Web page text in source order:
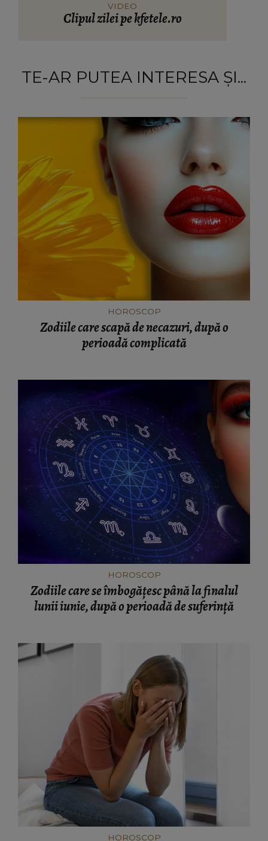
VIDEO
Clipul zilei pe kfetele.ro
TE-AR PUTEA INTERESA ȘI...
HOROSCOP
Zodiile care scapă de necazuri, după o
perioadă complicată
HOROSCOP
Zodiile care se îmbogățesc până la finalul
lunii iunie, după o perioadă de suferință
HOROSCOP